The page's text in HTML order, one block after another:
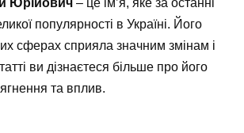
Юрійович – це ім’я, яке за останні
популярності в Україні. Його
сферах сприяла значним змінам і
ви дізнаєтеся більше про його
та вплив.